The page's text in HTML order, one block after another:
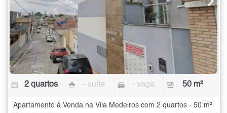
2 quartos - suíte - vaga 50 m²
Apartamento à Venda na Vila Medeiros com 2 quartos - 50 m²